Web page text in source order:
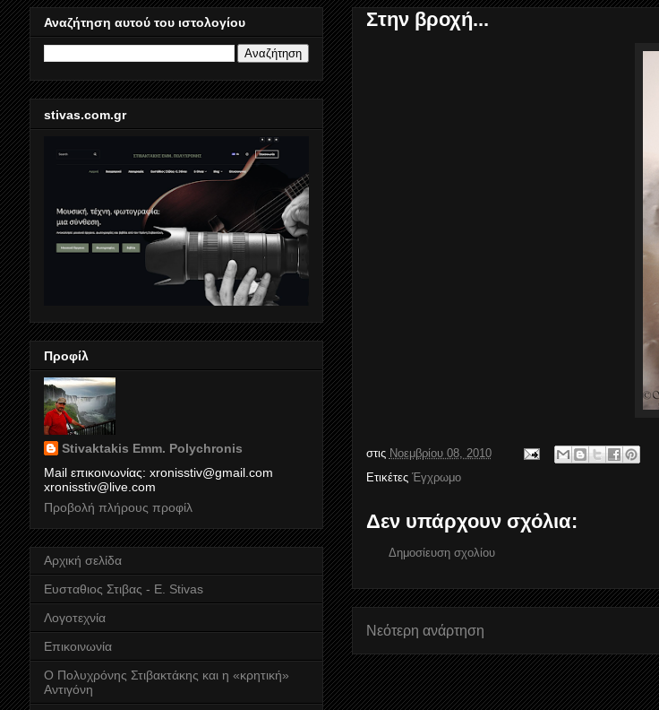
Στην βροχή...
στις Νοεμβρίου 08, 2010
Ετικέτες Έγχρωμο
Δεν υπάρχουν σχόλια:
Δημοσίευση σχολίου
Νεότερη ανάρτηση
Αναζήτηση αυτού του ιστολογίου
stivas.com.gr
Προφίλ
Stivaktakis Emm. Polychronis
Mail επικοινωνίας: xronisstiv@gmail.com
xronisstiv@live.com
Προβολή πλήρους προφίλ
Αρχική σελίδα
Ευσταθιος Στιβας - E. Stivas
Λογοτεχνία
Επικοινωνία
Ο Πολυχρόνης Στιβακτάκης και η «κρητική»
Αντιγόνη